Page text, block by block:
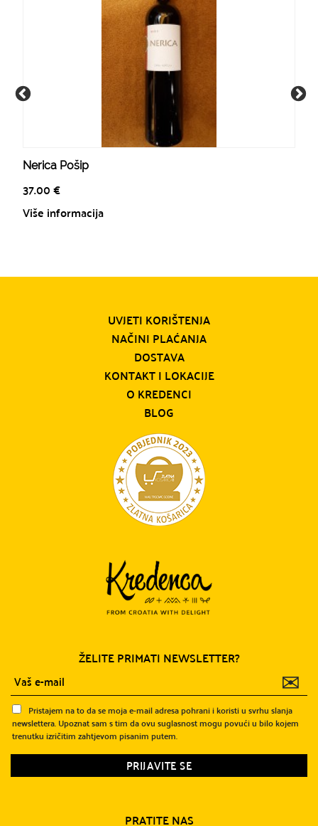
Nerica Pošip
37.00€
Više informacija
UVJETI KORIŠTENJA
NAČINI PLAĆANJA
DOSTAVA
KONTAKT I LOKACIJE
O KREDENCI
BLOG
ŽELITE PRIMATI NEWSLETTER?
✉
Pristajem na to da se moja e-mail adresa pohrani i koristi u svrhu slanja
newslettera. Upoznat sam s tim da ovu suglasnost mogu povući u bilo kojem
trenutku izričitim zahtjevom pisanim putem.
PRATITE NAS